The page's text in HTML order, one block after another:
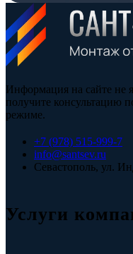
Информация на сайте не
получите консультацию
режиме.
+7 (978) 515-999-7
info@santsev.ru
Севастополь, ул.
Услуги